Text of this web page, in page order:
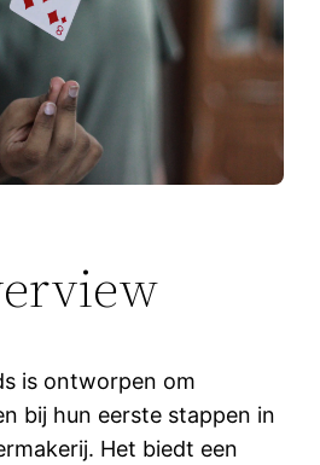
is ontworpen om
bij hun eerste stappen in
Het biedt een